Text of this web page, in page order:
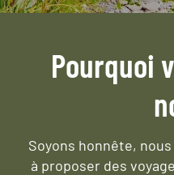
Pourquoi
Soyons honnête,
à proposer des